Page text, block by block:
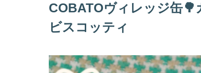
COBATOヴィレッジ缶
ビスコッティ